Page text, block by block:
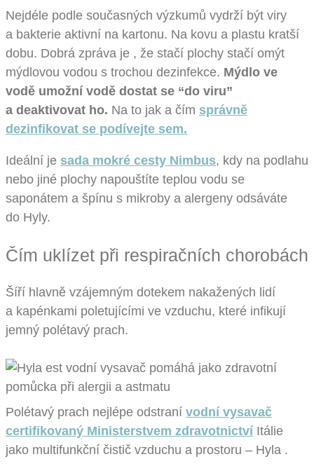
Nejdéle podle současných výzkumů vydrží být viry
a bakterie aktivní na kartonu. Na kovu a plastu kratší
dobu. Dobrá zpráva je , že stačí plochy stačí omýt
mýdlovou vodou s trochou dezinfekce. Mýdlo ve
vodě umožní vodě dostat se “do viru”
a deaktivovat ho. Na to jak a čím správně
dezinfikovat se podívejte sem.
Ideální je sada mokré cesty Nimbus, kdy na podlahu
nebo jiné plochy napouštíte teplou vodu se
saponátem a špínu s mikroby a alergeny odsáváte
do Hyly.
Čím uklízet při respiračních chorobách
Šíří hlavně vzájemným dotekem nakažených lidí
a kapénkami poletujícími ve vzduchu, které infikují
jemný polétavý prach.
Polétavý prach nejlépe odstraní vodní vysavač
certifikovaný Ministerstvem zdravotnictvíItálie
jako multifunkční čistič vzduchu a prostoru – Hyla .